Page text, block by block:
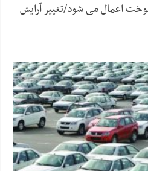
اعمال می شود/تغییر آرایش